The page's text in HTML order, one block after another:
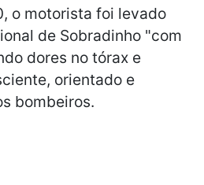
o motorista foi levado
de Sobradinho "com
dores no tórax e
orientado e
bombeiros.